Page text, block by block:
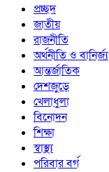
প্রচ্ছদ
জাতীয়
রাজনীতি
অর্থনীতি ও বানির্জ্য
আন্তর্জাতিক
দেশজুড়ে
খেলাধুলা
বিনোদন
শিক্ষা
স্বাস্থ্য
পরিবার বর্গ